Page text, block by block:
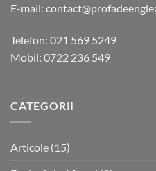
E-mail:
Telefon: 021 569 5249
Mobil: 0722 236 549
CATEGORII
Articole (15)